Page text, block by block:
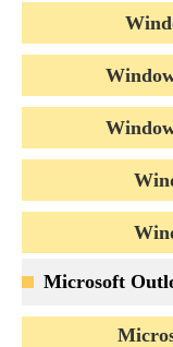
Microsoft